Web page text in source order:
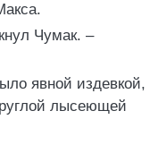
Чумак. –
явной издевкой,
лысеющей